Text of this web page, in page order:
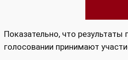
Показательно, что
голосовании принимают